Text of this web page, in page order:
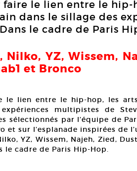
faire le lien entre le
dans le sillage des
le cadre de Paris
Nilko, YZ, Wissem,
et Bronco
le lien entre le hip-hop, les
multipistes de
sélectionnés par l’équipe de
et sur l’esplanade inspirées de
YZ, Wissem, Najeh, Zied,
le cadre de Paris Hip-Hop.